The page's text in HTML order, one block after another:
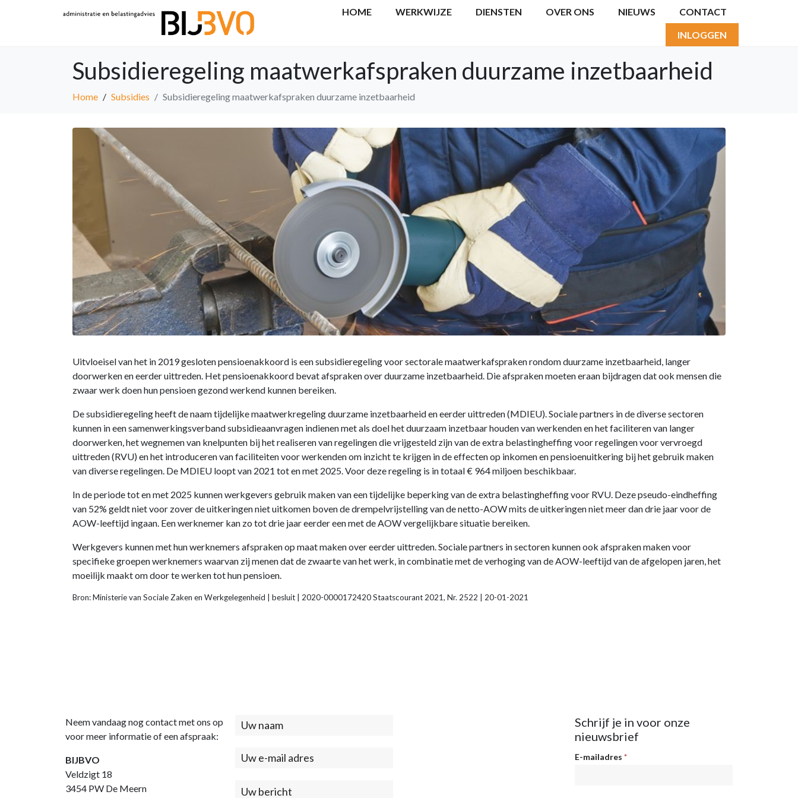
HOME WERKWIJZE DIENSTEN OVER ONS NIEUWS CONTACT
INLOGGEN
Subsidieregeling maatwerkafspraken duurzame inzetbaarheid
Home Subsidies Subsidieregeling maatwerkafspraken duurzame inzetbaarheid
Uitvloeisel van het in 2019 gesloten pensioenakkoord is een subsidieregeling voor sectorale maatwerkafspraken rondom duurzame inzetbaarheid, langer
doorwerken en eerder uittreden. Het pensioenakkoord bevat afspraken over duurzame inzetbaarheid. Die afspraken moeten eraan bijdragen dat ook mensen die
zwaar werk doen hun pensioen gezond werkend kunnen bereiken.
De subsidieregeling heeft de naam tijdelijke maatwerkregeling duurzame inzetbaarheid en eerder uittreden (MDIEU). Sociale partners in de diverse sectoren
kunnen in een samenwerkingsverband subsidieaanvragen indienen met als doel het duurzaam inzetbaar houden van werkenden en het faciliteren van langer
doorwerken, het wegnemen van knelpunten bij het realiseren van regelingen die vrijgesteld zijn van de extra belastingheffing voor regelingen voor vervroegd
uittreden (RVU) en het introduceren van faciliteiten voor werkenden om inzicht te krijgen in de effecten op inkomen en pensioenuitkering bij het gebruik maken
van diverse regelingen. De MDIEU loopt van 2021 tot en met 2025. Voor deze regeling is in totaal € 964 miljoen beschikbaar.
In de periode tot en met 2025 kunnen werkgevers gebruik maken van een tijdelijke beperking van de extra belastingheffing voor RVU. Deze pseudo-eindheffing
van 52% geldt niet voor zover de uitkeringen niet uitkomen boven de drempelvrijstelling van de netto-AOW mits de uitkeringen niet meer dan drie jaar voor de
AOW-leeftijd ingaan. Een werknemer kan zo tot drie jaar eerder een met de AOW vergelijkbare situatie bereiken.
Werkgevers kunnen met hun werknemers afspraken op maat maken over eerder uittreden. Sociale partners in sectoren kunnen ook afspraken maken voor
specifieke groepen werknemers waarvan zij menen dat de zwaarte van het werk, in combinatie met de verhoging van de AOW-leeftijd van de afgelopen jaren, het
moeilijk maakt om door te werken tot hun pensioen.
Bron: Ministerie van Sociale Zaken en Werkgelegenheid | besluit | 2020-0000172420 Staatscourant 2021, Nr. 2522 | 20-01-2021
Neem vandaag nog contact met ons op
voor meer informatie of een afspraak:
BIJBVO
Veldzigt 18
3454 PW De Meern
Contact
Schrijf je in voor onze
nieuwsbrief
Nieuwsbrief
E-mailadres *